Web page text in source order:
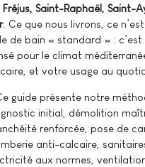
Fréjus, Saint-Raphaël, Saint-
. Ce que nous livrons, ce
de bain « standard » : c’est
pour le climat
et votre usage au
guide présente notre
initial, démolition
renforcée, pose de
anti-calcaire,
aux normes,